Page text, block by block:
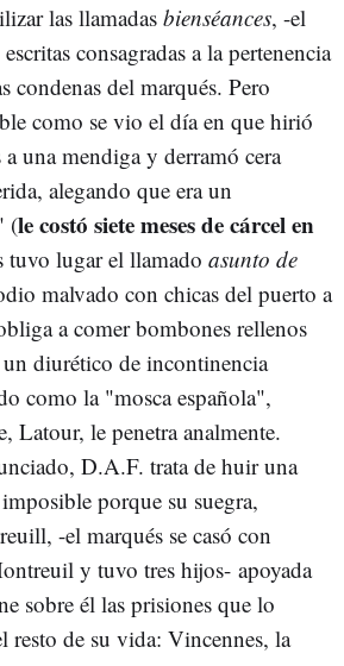
las llamadas bienséances, -el
consagradas a la pertenencia
condenas del marqués. Pero
como se vio el día en que hirió
una mendiga y derramó cera
alegando que era un
(le costó siete meses de cárcel en
tuvo lugar el llamado asunto de
malvado con chicas del puerto a
a comer bombones rellenos
diurético de incontinencia
como la "mosca española",
Latour, le penetra analmente.
D.A.F. trata de huir una
porque su suegra,
-el marqués se casó con
y tuvo tres hijos- apoyada
sobre él las prisiones que lo
resto de su vida: Vincennes, la